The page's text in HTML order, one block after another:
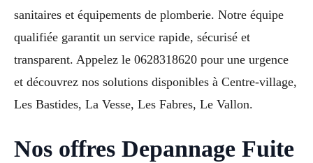
sanitaires et équipements de plomberie. Notre équipe
qualifiée garantit un service rapide, sécurisé et
transparent. Appelez le 0628318620 pour une urgence
et découvrez nos solutions disponibles à Centre-village,
Les Bastides, La Vesse, Les Fabres, Le Vallon.
Nos offres Depannage Fuite